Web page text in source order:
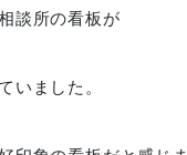
談所の看板が
いました。